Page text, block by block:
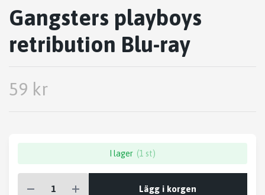
Gangsters playboys
retribution Blu-ray
59 kr
I lager (1 st)
Lägg i korgen